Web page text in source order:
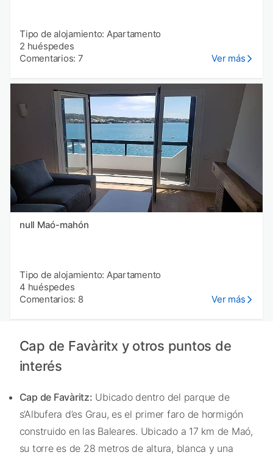
Tipo de alojamiento: Apartamento
2 huéspedes
Comentarios: 7
Ver más
null Maó-mahón
Tipo de alojamiento: Apartamento
4 huéspedes
Comentarios: 8
Ver más
Cap de Favàritx y otros puntos de
interés
Cap de Favàritz: Ubicado dentro del parque de
s’Albufera d’es Grau, es el primer faro de hormigón
construido en las Baleares. Ubicado a 17 km de Maó,
su torre es de 28 metros de altura, blanca y una